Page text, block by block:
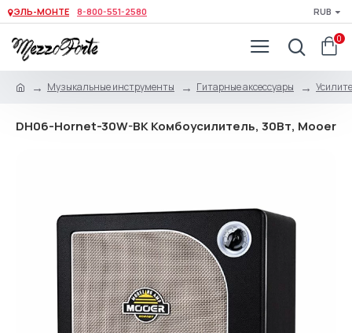
ЭЛЬ-МОНТЕ 8-800-551-2580 RUB
0
Музыкальные инструменты Гитарные аксессуары
DH06-Hornet-30W-BK Комбоусилитель, 30Вт, Mooer